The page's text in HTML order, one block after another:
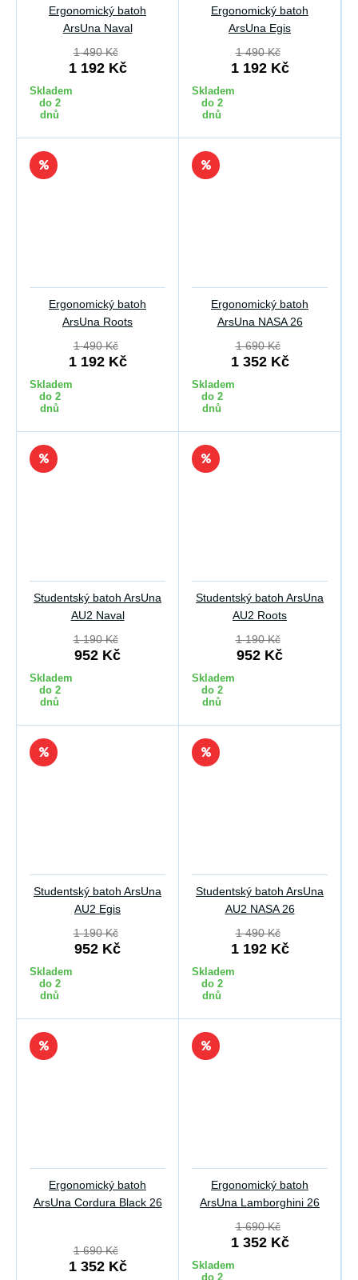
Ergonomický batoh
ArsUna Naval
1 490 Kč
1 192 Kč
Skladem
do 2
dnů
Ergonomický batoh
ArsUna Egis
1 490 Kč
1 192 Kč
Skladem
do 2
dnů
Ergonomický batoh
ArsUna Roots
1 490 Kč
1 192 Kč
Skladem
do 2
dnů
Ergonomický batoh
ArsUna NASA 26
1 690 Kč
1 352 Kč
Skladem
do 2
dnů
Studentský batoh ArsUna
AU2 Naval
1 190 Kč
952 Kč
Skladem
do 2
dnů
Studentský batoh ArsUna
AU2 Roots
1 190 Kč
952 Kč
Skladem
do 2
dnů
Studentský batoh ArsUna
AU2 Egis
1 190 Kč
952 Kč
Skladem
do 2
dnů
Studentský batoh ArsUna
AU2 NASA 26
1 490 Kč
1 192 Kč
Skladem
do 2
dnů
Ergonomický batoh
ArsUna Cordura Black 26
1 690 Kč
1 352 Kč
Ergonomický batoh
ArsUna Lamborghini 26
1 690 Kč
1 352 Kč
Skladem
do 2